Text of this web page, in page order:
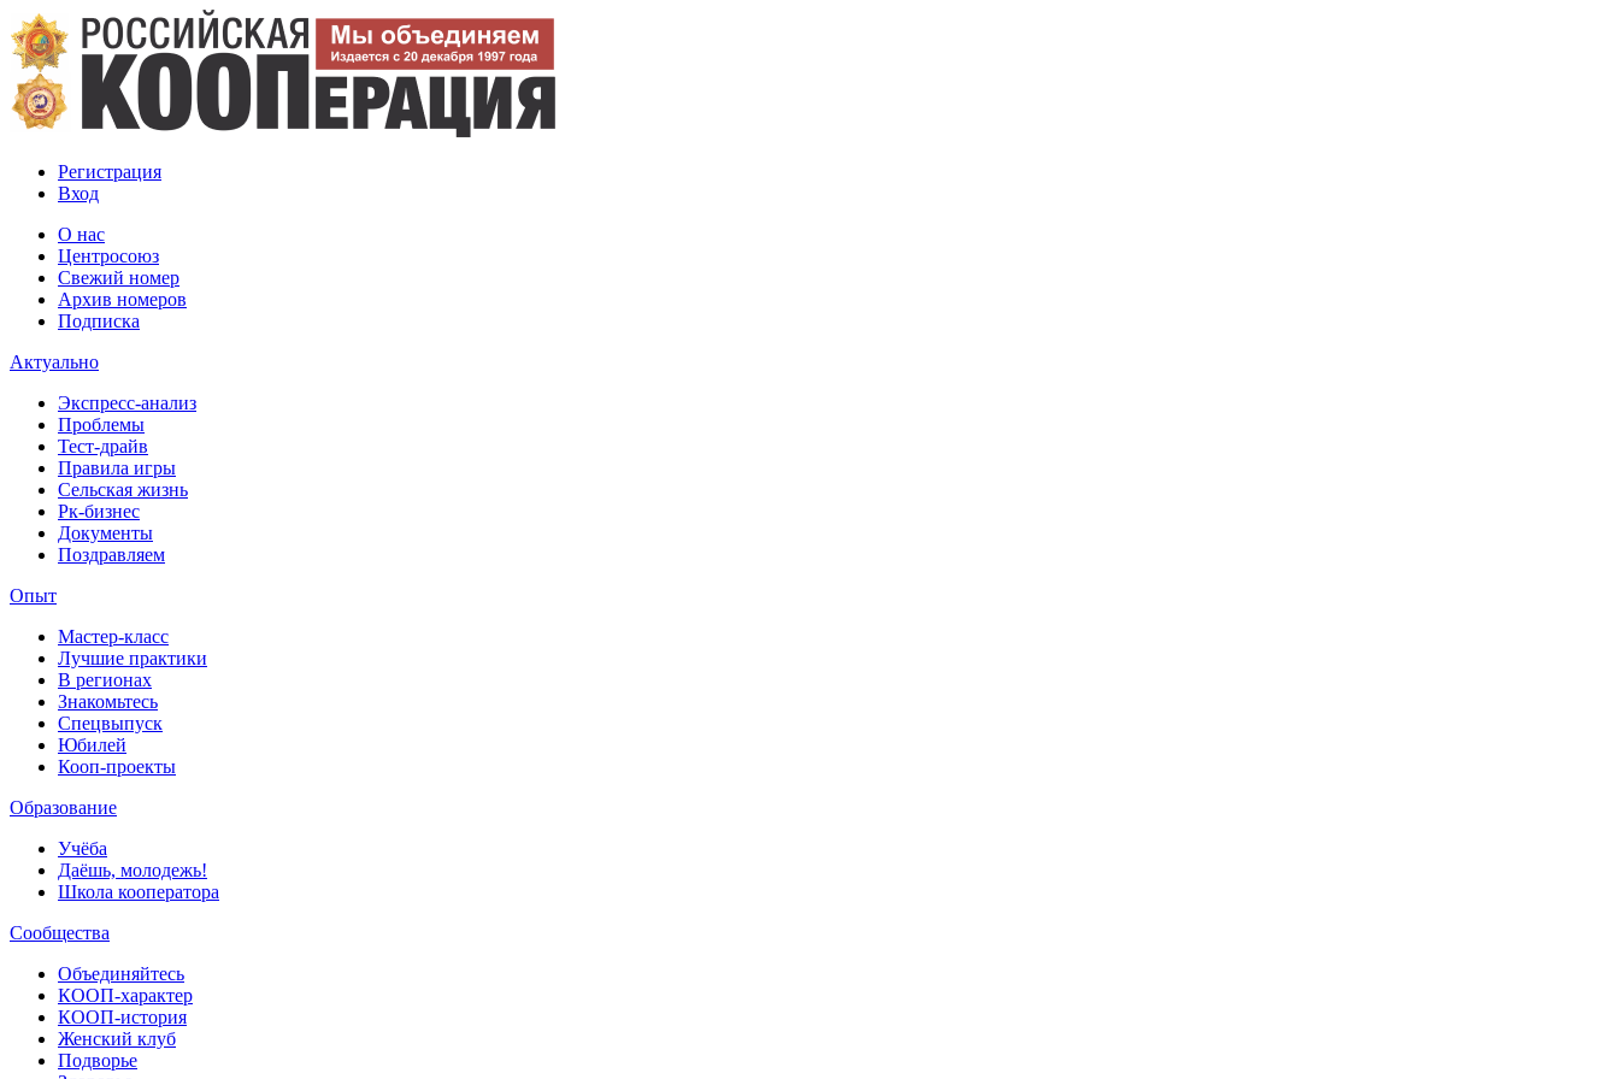
Регистрация
Вход
О нас
Центросоюз
Свежий номер
Архив номеров
Подписка
Актуально
Экспресс-анализ
Проблемы
Тест-драйв
Правила игры
Сельская жизнь
Рк-бизнес
Документы
Поздравляем
Опыт
Мастер-класс
Лучшие практики
В регионах
Знакомьтесь
Спецвыпуск
Юбилей
Кооп-проекты
Образование
Учёба
Даёшь, молодежь!
Школа кооператора
Сообщества
Объединяйтесь
КООП-характер
КООП-история
Женский клуб
Подворье